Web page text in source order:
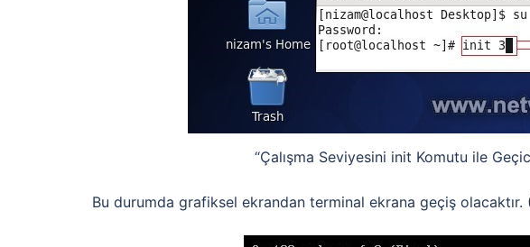
“Çalışma Seviyesini init Komutu ile
Bu durumda grafiksel ekrandan terminal ekrana geçiş